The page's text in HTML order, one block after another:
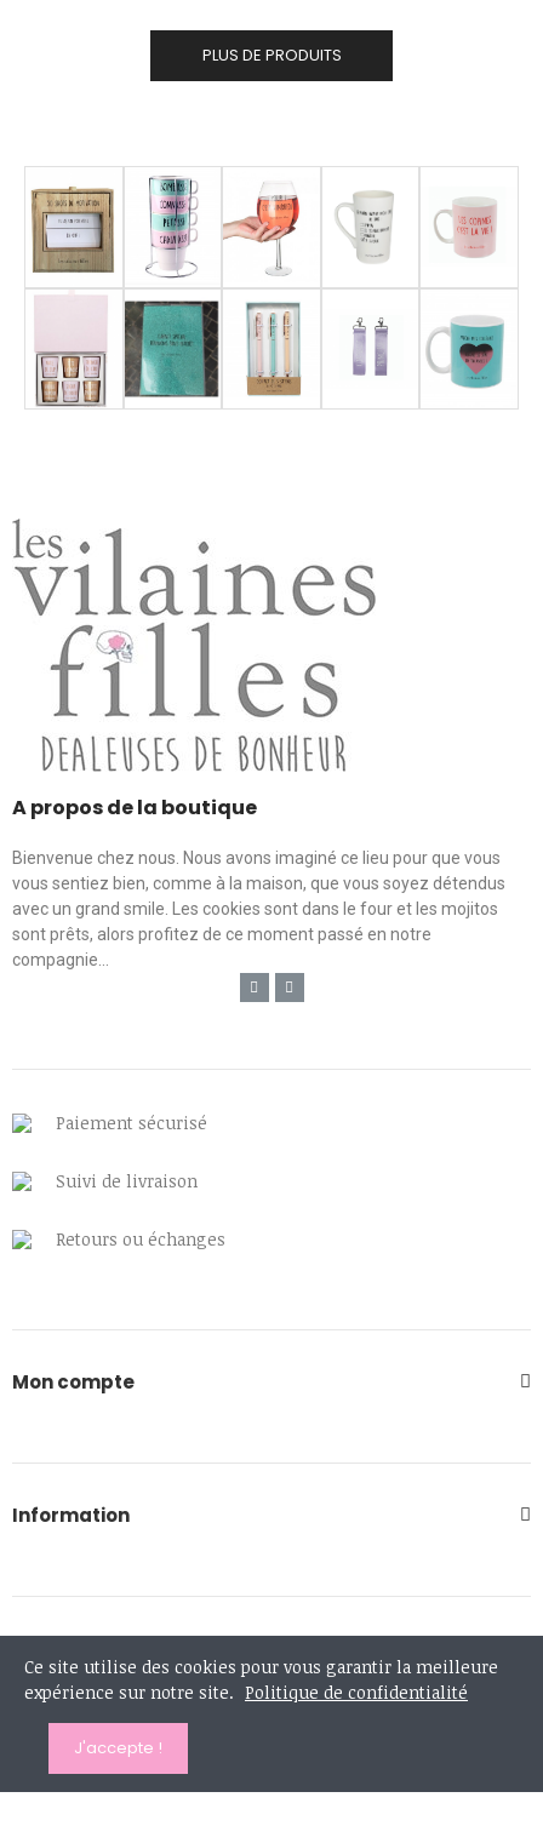
PLUS DE PRODUITS
A propos de la boutique
Bienvenue chez nous. Nous avons imaginé ce lieu pour que vous
vous sentiez bien, comme à la maison, que vous soyez détendus
avec un grand smile. Les cookies sont dans le four et les mojitos
sont prêts, alors profitez de ce moment passé en notre
compagnie...
Paiement sécurisé
Suivi de livraison
Retours ou échanges
Mon compte
Information
0613167372
contact@lesvilainesfilles.fr
Ce site utilise des cookies pour vous garantir la meilleure
expérience sur notre site. Politique de confidentialité
J'accepte !